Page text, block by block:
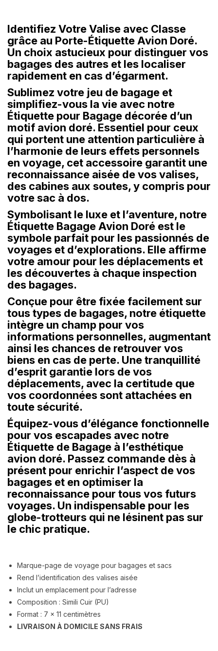
Identifiez Votre Valise avec Classe
grâce au Porte-Étiquette Avion Doré.
Un choix astucieux pour distinguer vos
bagages des autres et les localiser
rapidement en cas d’égarment.
Sublimez votre jeu de bagage et
simplifiez-vous la vie avec notre
Étiquette pour Bagage décorée d’un
motif avion doré. Essentiel pour ceux
qui portent une attention particulière à
l’harmonie de leurs effets personnels
en voyage, cet accessoire garantit une
reconnaissance aisée de vos valises,
des cabines aux soutes, y compris pour
votre sac à dos.
Symbolisant le luxe et l’aventure, notre
Étiquette Bagage Avion Doré est le
symbole parfait pour les passionnés de
voyages et d’explorations. Elle affirme
votre amour pour les déplacements et
les découvertes à chaque inspection
des bagages.
Conçue pour être fixée facilement sur
tous types de bagages, notre étiquette
intègre un champ pour vos
informations personnelles, augmentant
ainsi les chances de retrouver vos
biens en cas de perte. Une tranquillité
d’esprit garantie lors de vos
déplacements, avec la certitude que
vos coordonnées sont attachées en
toute sécurité.
Équipez-vous d’élégance fonctionnelle
pour vos escapades avec notre
Étiquette de Bagage à l’esthétique
avion doré. Passez commande dès à
présent pour enrichir l’aspect de vos
bagages et en optimiser la
reconnaissance pour tous vos futurs
voyages. Un indispensable pour les
globe-trotteurs qui ne lésinent pas sur
le chic pratique.
Marque-page de voyage pour bagages et sacs
Rend l’identification des valises aisée
Inclut un emplacement pour l’adresse
Composition : Simili Cuir (PU)
Format : 7 x 11 centimètres
LIVRAISON À DOMICILE SANS FRAIS